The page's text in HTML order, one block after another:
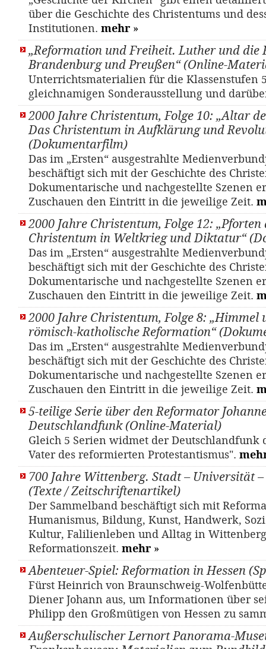
über die Geschichte des Christentums und
Institutionen. mehr »
„Reformation und Freiheit. Luther und die
Brandenburg und Preußen“ (Online-
Unterrichtsmaterialien für die Klassenstufen
gleichnamigen Sonderausstellung und
2000 Jahre Christentum, Folge 10: „Altar
Das Christentum in Aufklärung und
(Dokumentarfilm)
Das im „Ersten“ ausgestrahlte
beschäftigt sich mit der Geschichte des
Dokumentarische und nachgestellte Szenen
Zuschauen den Eintritt in die jeweilige Zeit.
2000 Jahre Christentum, Folge 12:
Christentum in Weltkrieg und Diktatur“
Das im „Ersten“ ausgestrahlte
beschäftigt sich mit der Geschichte des
Dokumentarische und nachgestellte Szenen
Zuschauen den Eintritt in die jeweilige Zeit.
2000 Jahre Christentum, Folge 8: „Himmel
römisch-katholische Reformation“
Das im „Ersten“ ausgestrahlte
beschäftigt sich mit der Geschichte des
Dokumentarische und nachgestellte Szenen
Zuschauen den Eintritt in die jeweilige Zeit.
5-teilige Serie über den Reformator
Deutschlandfunk (Online-Material)
Gleich 5 Serien widmet der Deutschlandfunk
Vater des reformierten Protestantismus".
700 Jahre Wittenberg. Stadt – Universität
(Texte / Zeitschriftenartikel)
Der Sammelband beschäftigt sich mit
Humanismus, Bildung, Kunst, Handwerk,
Kultur, Falilienleben und Alltag in
Reformationszeit. mehr »
Abenteuer-Spiel: Reformation in Hessen
Fürst Heinrich von Braunschweig-
Diener Johann aus, um Informationen über
Philipp den Großmütigen von Hessen zu
Außerschulischer Lernort Panorama-